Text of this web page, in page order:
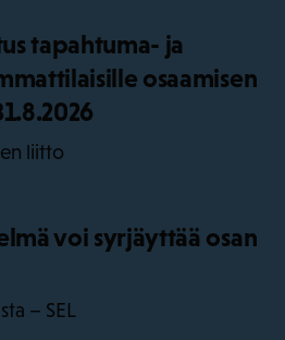
tapahtuma- ja
osaamisen
liitto
voi syrjäyttää osan
– SEL